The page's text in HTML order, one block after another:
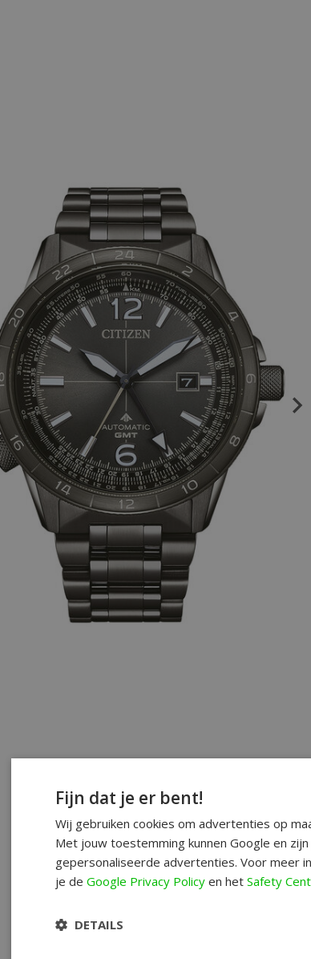
Fijn dat je er bent!
Wij gebruiken cookies om advertenties op
Met jouw toestemming kunnen Google en
gepersonaliseerde advertenties. Voor meer
je de Google Privacy Policy en het Safety
DETAILS